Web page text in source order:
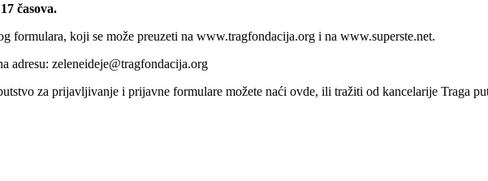
časova.
formulara, koji se može preuzeti na www.tragfondacija.org i na www.superste.net.
adresu: zeleneideje@tragfondacija.org
za prijavljivanje i prijavne formulare možete naći ovde, ili tražiti od kancelarije Traga